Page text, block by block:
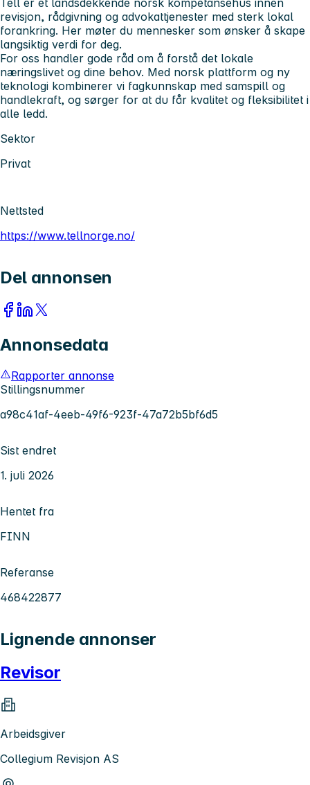
Tell er et landsdekkende norsk kompetansehus innen
revisjon, rådgivning og advokattjenester med sterk lokal
forankring. Her møter du mennesker som ønsker å skape
langsiktig verdi for deg.
For oss handler gode råd om å forstå det lokale
næringslivet og dine behov. Med norsk plattform og ny
teknologi kombinerer vi fagkunnskap med samspill og
handlekraft, og sørger for at du får kvalitet og fleksibilitet i
alle ledd.
Sektor
Privat
Nettsted
https://www.tellnorge.no/
Del annonsen
Annonsedata
Rapporter annonse
Stillingsnummer
a98c41af-4eeb-49f6-923f-47a72b5bf6d5
Sist endret
1. juli 2026
Hentet fra
FINN
Referanse
468422877
Lignende annonser
Revisor
Arbeidsgiver
Collegium Revisjon AS